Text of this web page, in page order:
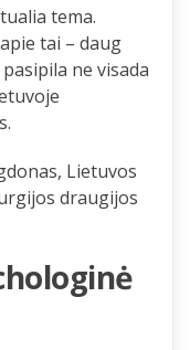
tema.
tai – daug
ne visada
Lietuvos
draugijos